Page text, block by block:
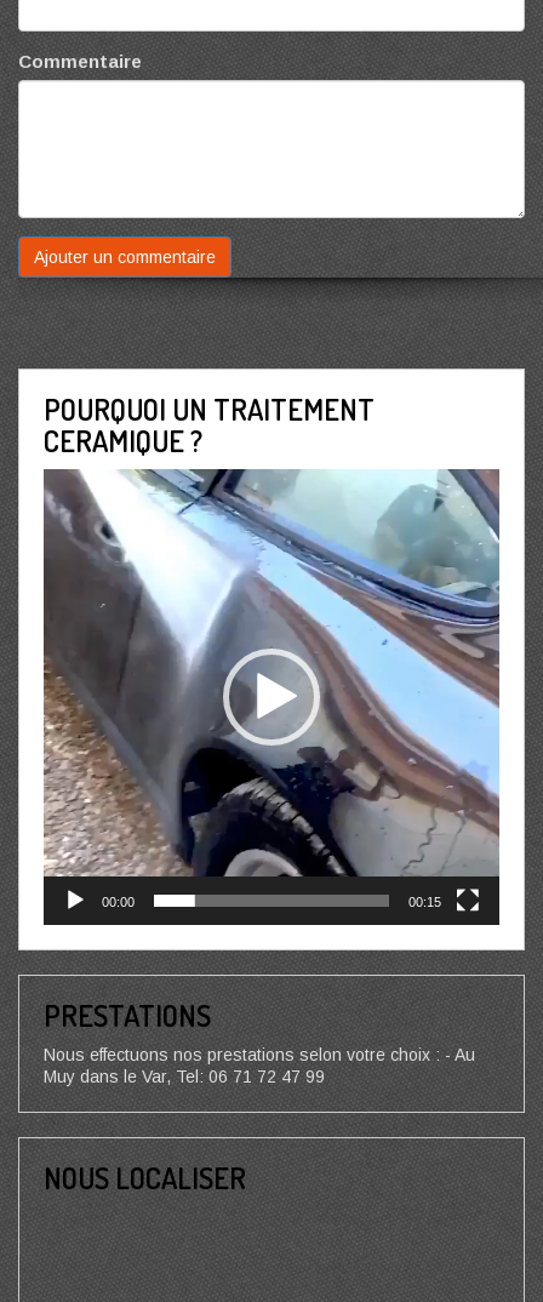
Commentaire
POURQUOI UN TRAITEMENT
CERAMIQUE ?
Lecteur
vidéo
00:00 00:15
PRESTATIONS
Nous effectuons nos prestations selon votre choix : - Au
Muy dans le Var, Tel: 06 71 72 47 99
NOUS LOCALISER